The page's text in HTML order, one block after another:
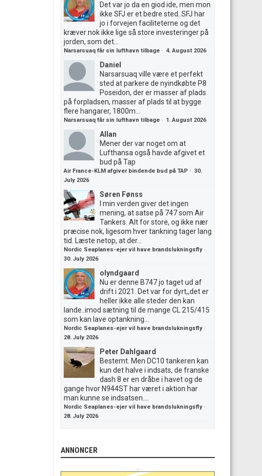
Det var jo da en giod ide, men mon
ikke SFJ er et bedre sted..SFJ har
jo i forvejen faciliteterne og det
kræver nok ikke lige så store investeringer på
jorden, som det...
Narsarsuaq får sin lufthavn tilbage · 4. August 2026
Daniel
Narsarsuaq ville være et perfekt
sted at parkere de nyindkøbte P8
Poseidon, der er masser af plads
på forpladsen, masser af plads til at bygge
flere hangarer, 1800m...
Narsarsuaq får sin lufthavn tilbage · 1. August 2026
Allan
Mener der var noget om at
Lufthansa også havde afgivet et
bud på Tap
Air France-KLM afgiver bindende bud på TAP · 30.
July 2026
Søren Fønss
I min verden giver det ingen
mening, at satse på 747 som Air
Tankers. Alt for store, og ikke nær
præcise nok, ligesom hver tankning tager lang
tid. Læste netop, at der...
Nordic Seaplanes-ejer vil have brandslukningsfly ·
30. July 2026
olyndgaard
Nu er denne B747 jo taget ud af
drift i 2021. Det var for dyrt,,det er
heller ikke alle steder den kan
lande..imod sætning til de mange CL 215/415
som kan lave optankning...
Nordic Seaplanes-ejer vil have brandslukningsfly ·
28. July 2026
Peter Dahlgaard
Bestemt. Men DC10 tankeren kan
kun det halve i indsats, de franske
dash 8 er en dråbe i havet og de
gange hvor N944ST har været i aktion har
man kunne se indsatsen....
Nordic Seaplanes-ejer vil have brandslukningsfly ·
28. July 2026
ANNONCER